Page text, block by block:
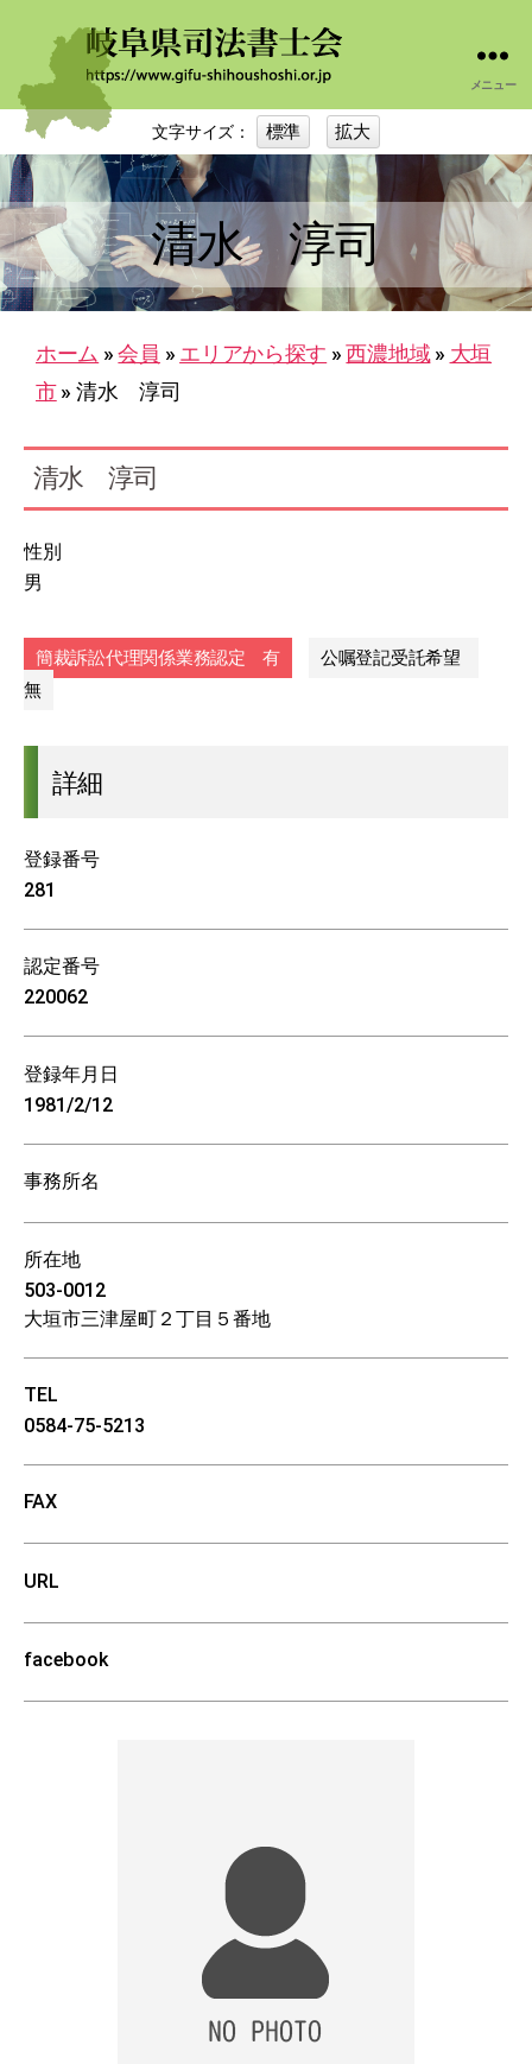
岐
阜
司
法
書
士
会
メニュー
文字サイズ： 標準 拡大
清水 淳司
ホーム » 会員 » エリアから探す » 西濃地域 » 大垣
市 » 清水 淳司
清水 淳司
性別
男
簡裁訴訟代理関係業務認定 有
公嘱登記受託希望
無
詳細
登録番号
281
認定番号
220062
登録年月日
1981/2/12
事務所名
所在地
503-0012
大垣市三津屋町２丁目５番地
TEL
0584-75-5213
FAX
URL
facebook